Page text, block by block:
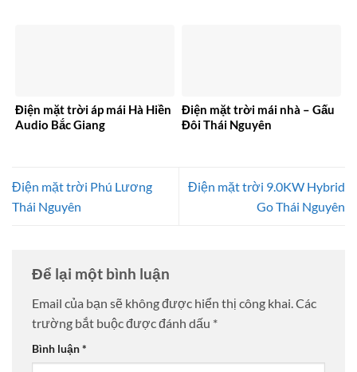
Điện mặt trời áp mái Hà Hiền
Audio Bắc Giang
Điện mặt trời mái nhà – Gấu
Đôi Thái Nguyên
Điện mặt trời Phú Lương
Thái Nguyên
Điện mặt trời 9.0KW Hybrid
Go Thái Nguyên
Để lại một bình luận
Email của bạn sẽ không được hiển thị công khai.Các
trường bắt buộc được đánh dấu *
Bình luận*